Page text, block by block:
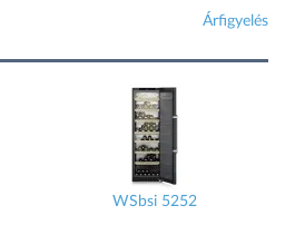
Árfigyelés
WSbsi 5252